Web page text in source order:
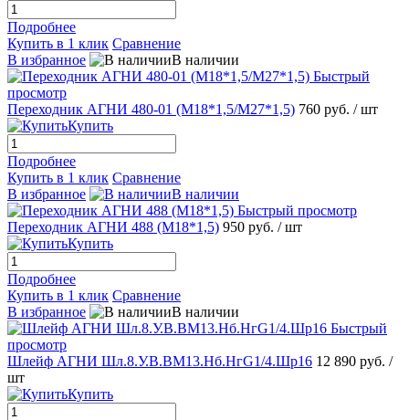
Подробнее
Купить в 1 клик Сравнение
В избранное
В наличии
Быстрый
просмотр
Переходник АГНИ 480-01 (M18*1,5/M27*1,5) 760 руб. / шт
Купить
Подробнее
Купить в 1 клик Сравнение
В избранное
В наличии
Быстрый просмотр
Переходник АГНИ 488 (М18*1,5) 950 руб. / шт
Купить
Подробнее
Купить в 1 клик Сравнение
В избранное
В наличии
Быстрый
просмотр
Шлейф АГНИ Шл.8.У.В.ВМ13.Нб.НгG1/4.Шр16 12 890 руб. /
шт
Купить